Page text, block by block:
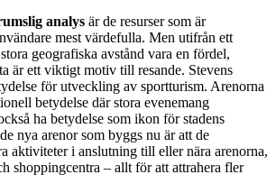
analys är de resurser som är
mest värdefulla. Men utifrån ett
geografiska avstånd vara en fördel,
är ett viktigt motiv till resande. Stevens
för utveckling av sportturism. Arenorna
betydelse där stora evenemang
ha betydelse som ikon för stadens
nya arenor som byggs nu är att de
aktiviteter i anslutning till eller nära arenorna,
shoppingcentra – allt för att attrahera fler